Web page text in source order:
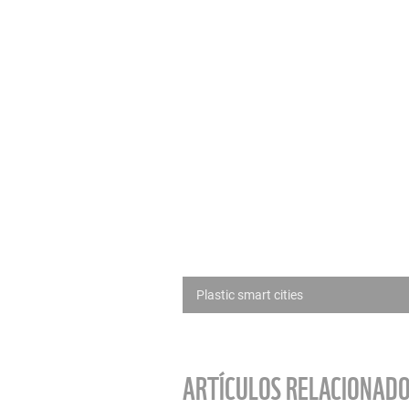
Plastic smart cities
ARTÍCULOS